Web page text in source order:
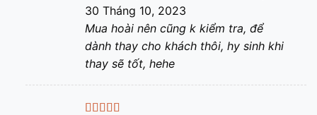
30 Tháng 10, 2023
Mua hoài nên cũng k kiểm tra, để
dành thay cho khách thôi, hy sinh khi
thay sẽ tốt, hehe